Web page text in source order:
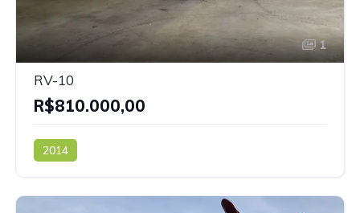
1
RV-10
R$810.000,00
2014